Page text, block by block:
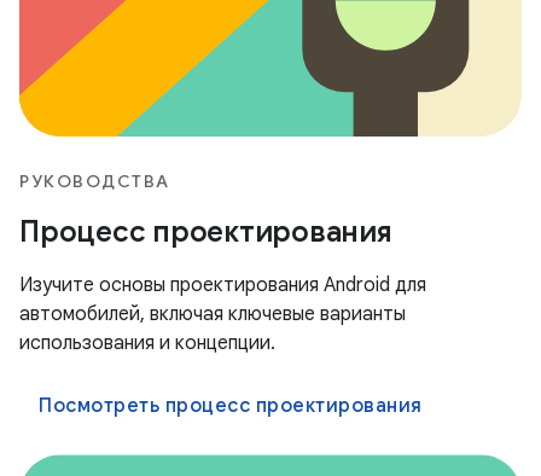
РУКОВОДСТВА
Процесс проектирования
Изучите основы проектирования Android для
автомобилей, включая ключевые варианты
использования и концепции.
Посмотреть процесс проектирования